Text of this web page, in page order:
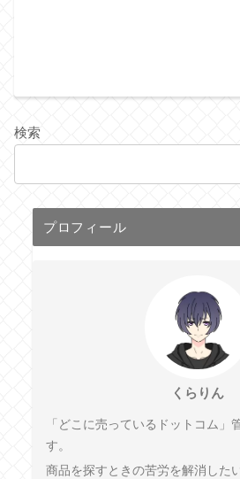
検索
プロフィール
くらりん
「どこに売っているドットコム」
す。
商品を探すときの苦労を解消した